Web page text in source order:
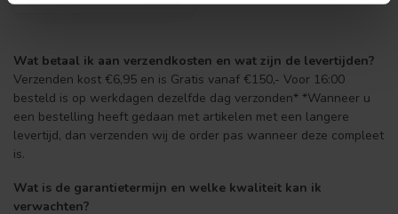
Wat betaal ik aan verzendkosten en wat zijn de levertijden?
Verzenden kost €6,95 en is Gratis vanaf €150,- Voor 16:00
besteld is op werkdagen dezelfde dag verzonden* *Wanneer u
een bestelling heeft gedaan met artikelen met een langere
levertijd, dan verzenden wij de order pas wanneer deze compleet
is.
Wat is de garantietermijn en welke kwaliteit kan ik
verwachten?